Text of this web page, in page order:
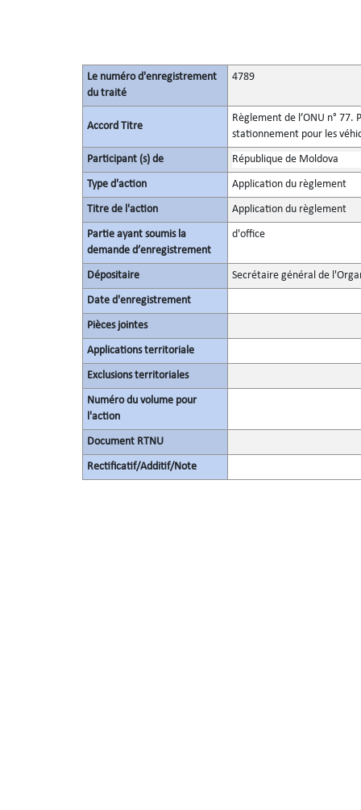
Le numéro d'enregistrement
du traité
4789
Accord Titre
Règlement de l’ONU n°
stationnement pour les
Participant (s) de République de Moldova
Type d'action Application du règlement
Titre de l'action Application du règlement
Partie ayant soumis la
demande d’enregistrement
d'office
Dépositaire Secrétaire général de
Date d'enregistrement
Pièces jointes
Applications territoriale
Exclusions territoriales
Numéro du volume pour
l'action
Document RTNU
Rectificatif/Additif/Note